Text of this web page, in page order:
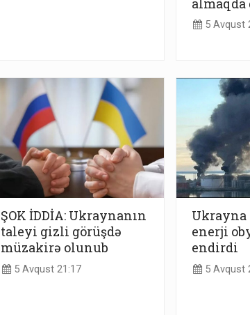
5 Avqust
ŞOK İDDİA: Ukraynanın
taleyi gizli görüşdə
müzakirə olunub
5 Avqust 21:17
Ukrayna
enerji
endirdi
5 Avqust